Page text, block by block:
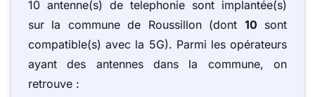
10 antenne(s) de telephonie sont implantée(s)
sur la commune de Roussillon (dont 10 sont
compatible(s) avec la 5G). Parmi les opérateurs
ayant des antennes dans la commune, on
retrouve :